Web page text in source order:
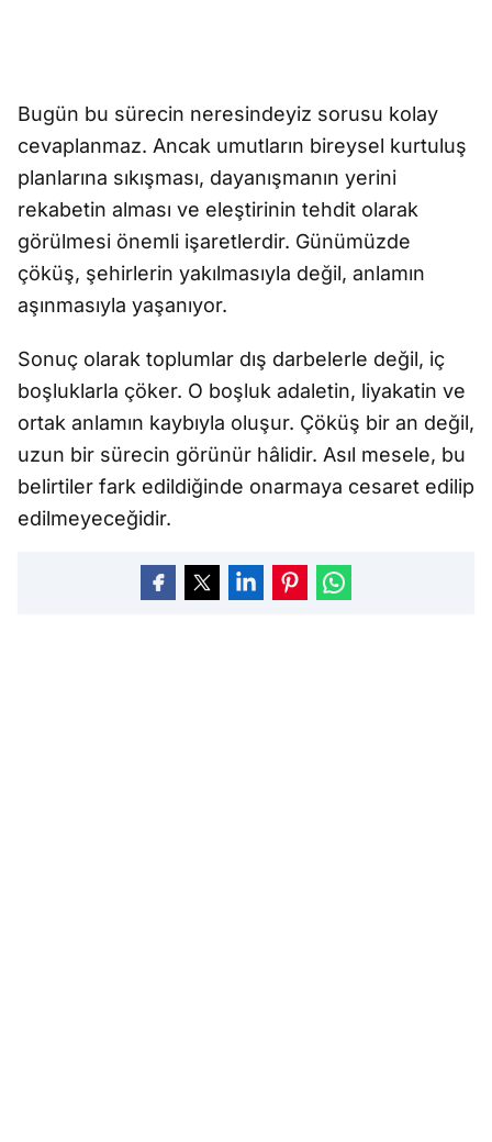
Bugün bu sürecin neresindeyiz sorusu kolay
cevaplanmaz. Ancak umutların bireysel kurtuluş
planlarına sıkışması, dayanışmanın yerini
rekabetin alması ve eleştirinin tehdit olarak
görülmesi önemli işaretlerdir. Günümüzde
çöküş, şehirlerin yakılmasıyla değil, anlamın
aşınmasıyla yaşanıyor.
Sonuç olarak toplumlar dış darbelerle değil, iç
boşluklarla çöker. O boşluk adaletin, liyakatin ve
ortak anlamın kaybıyla oluşur. Çöküş bir an değil,
uzun bir sürecin görünür hâlidir. Asıl mesele, bu
belirtiler fark edildiğinde onarmaya cesaret edilip
edilmeyeceğidir.